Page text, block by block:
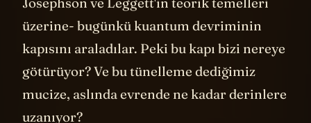
Josephson ve Leggett'in teorik temelleri
üzerine- bugünkü kuantum devriminin
kapısını araladılar. Peki bu kapı bizi nereye
götürüyor? Ve bu tünelleme dediğimiz
mucize, aslında evrende ne kadar derinlere